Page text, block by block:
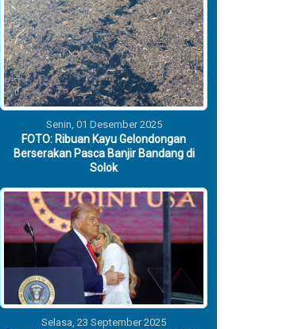
Senin, 01 Desember 2025
FOTO: Ribuan Kayu Gelondongan
Berserakan Pasca Banjir Bandang di
Solok
Selasa, 23 September 2025